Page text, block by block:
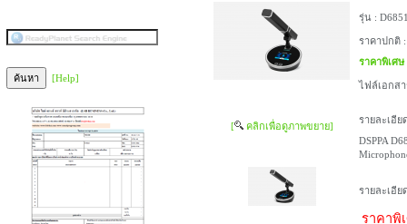
[Help]
[ คลิกเพื่อดูภาพขยาย]
รุ่น :
ราคาปกติ
ราคาพิเศ
ไฟล์เอกสา
รายละเอีย
DSPPA
รายละเอีย
ราคาพิ